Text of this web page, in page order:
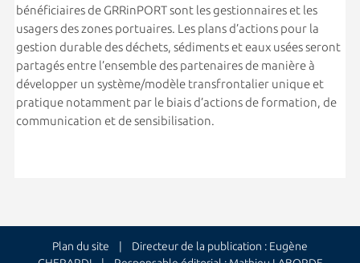
bénéficiaires de GRRinPORT sont les gestionnaires et les
usagers des zones portuaires. Les plans d’actions pour la
gestion durable des déchets, sédiments et eaux usées seront
partagés entre l’ensemble des partenaires de manière à
développer un système/modèle transfrontalier unique et
pratique notamment par le biais d’actions de formation, de
communication et de sensibilisation.
Plan du site | Directeur de la publication : Eugène